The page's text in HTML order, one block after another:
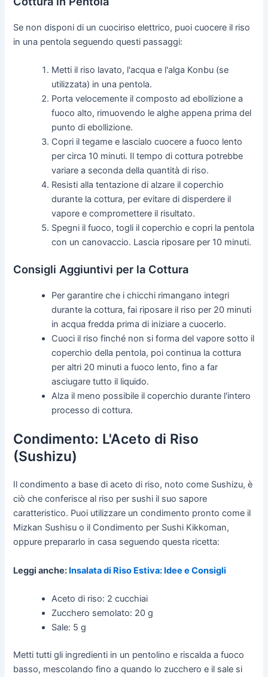
Se non disponi di un cuociriso elettrico, puoi cuocere il riso
in una pentola seguendo questi passaggi:
Metti il riso lavato, l'acqua e l'alga Konbu (se
utilizzata) in una pentola.
Porta velocemente il composto ad ebollizione a
fuoco alto, rimuovendo le alghe appena prima del
punto di ebollizione.
Copri il tegame e lascialo cuocere a fuoco lento
per circa 10 minuti. Il tempo di cottura potrebbe
variare a seconda della quantità di riso.
Resisti alla tentazione di alzare il coperchio
durante la cottura, per evitare di disperdere il
vapore e compromettere il risultato.
Spegni il fuoco, togli il coperchio e copri la pentola
con un canovaccio. Lascia riposare per 10 minuti.
Consigli Aggiuntivi per la Cottura
Per garantire che i chicchi rimangano integri
durante la cottura, fai riposare il riso per 20 minuti
in acqua fredda prima di iniziare a cuocerlo.
Cuoci il riso finché non si forma del vapore sotto il
coperchio della pentola, poi continua la cottura
per altri 20 minuti a fuoco lento, fino a far
asciugare tutto il liquido.
Alza il meno possibile il coperchio durante l'intero
processo di cottura.
Condimento: L'Aceto di Riso
(Sushizu)
Il condimento a base di aceto di riso, noto come Sushizu, è
ciò che conferisce al riso per sushi il suo sapore
caratteristico. Puoi utilizzare un condimento pronto come il
Mizkan Sushisu o il Condimento per Sushi Kikkoman,
oppure prepararlo in casa seguendo questa ricetta:
Leggi anche: Insalata di Riso Estiva: Idee e Consigli
Aceto di riso: 2 cucchiai
Zucchero semolato: 20 g
Sale: 5 g
Metti tutti gli ingredienti in un pentolino e riscalda a fuoco
basso, mescolando fino a quando lo zucchero e il sale si